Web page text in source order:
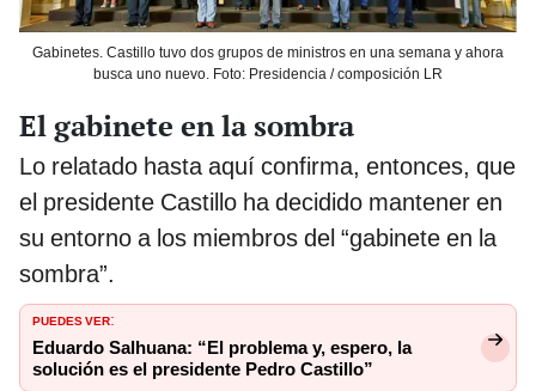
Gabinetes. Castillo tuvo dos grupos de ministros en una semana y ahora
busca uno nuevo. Foto: Presidencia / composición LR
El gabinete en la sombra
Lo relatado hasta aquí confirma, entonces, que
el presidente Castillo ha decidido mantener en
su entorno a los miembros del “gabinete en la
sombra”.
PUEDES VER:
Eduardo Salhuana: “El problema y, espero, la
solución es el presidente Pedro Castillo”